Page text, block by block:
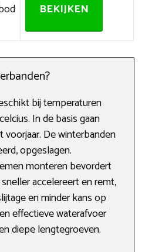
BEKIJKEN
bij temperaturen
In de basis gaan
voorjaar. De winterbanden
opgeslagen.
monteren bevordert
accelereert en remt,
en minder kans op
effectieve waterafvoer
diepe lengtegroeven.